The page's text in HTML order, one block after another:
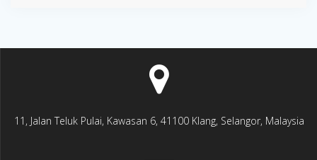
11, Jalan Teluk Pulai, Kawasan 6, 41100 Klang, Selangor, Malaysia